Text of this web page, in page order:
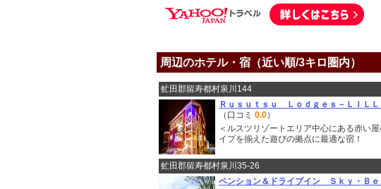
周辺のホテル・宿（近い順/3キロ圏内）
虻田郡留寿都村泉川144
Ｒｕｓｕｔｓｕ Ｌｏｄｇｅｓ－ＬＩＬ
（口コミ 0.0）
＜ルスツリゾートエリア中心にある赤い
イプを揃えた遊びの拠点に最適な宿！
虻田郡留寿都村泉川35-26
ペンション＆ドライブイン Ｓｋｙ・Ｂｅ